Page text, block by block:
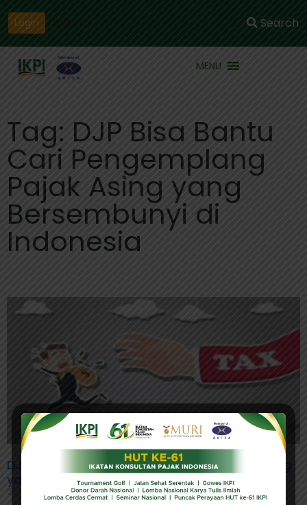
Login Search
MENU
Tag: DJP Bisa Bantu
Cari Pengemplang
Pajak Asing yang
Bersembunyi di
Indonesia
DJP Bisa Bantu Cari Pengemplang Pajak Asing
yang Bersembunyi di Indonesia
20/06/2023